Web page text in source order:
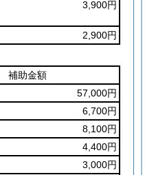
3,900円
2,900円
補助金額
57,000円
6,700円
8,100円
4,400円
3,000円